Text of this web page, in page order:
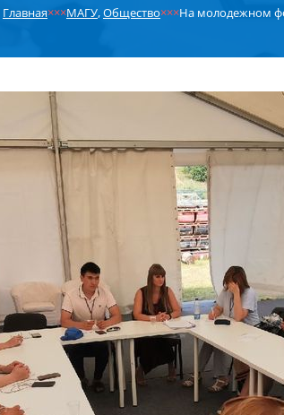
Главная×××МАГУ,Общество×××На молодежном